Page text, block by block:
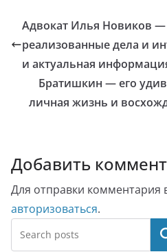
Адвокат Илья Новиков
реализованные дела и
и актуальная
Братишкин — его
личная жизнь и
Добавить
Для отправки комментария
авторизоваться.